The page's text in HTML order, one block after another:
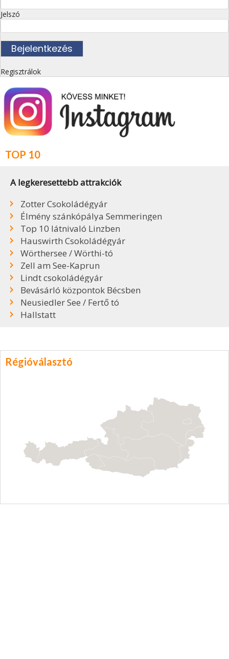
Jelszó
Regisztrálok
TOP 10
A legkeresettebb attrakciók
Zotter Csokoládégyár
Élmény szánkópálya Semmeringen
Top 10 látnivaló Linzben
Hauswirth Csokoládégyár
Wörthersee / Wörthi-tó
Zell am See-Kaprun
Lindt csokoládégyár
Bevásárló központok Bécsben
Neusiedler See / Fertő tó
Hallstatt
Régióválasztó